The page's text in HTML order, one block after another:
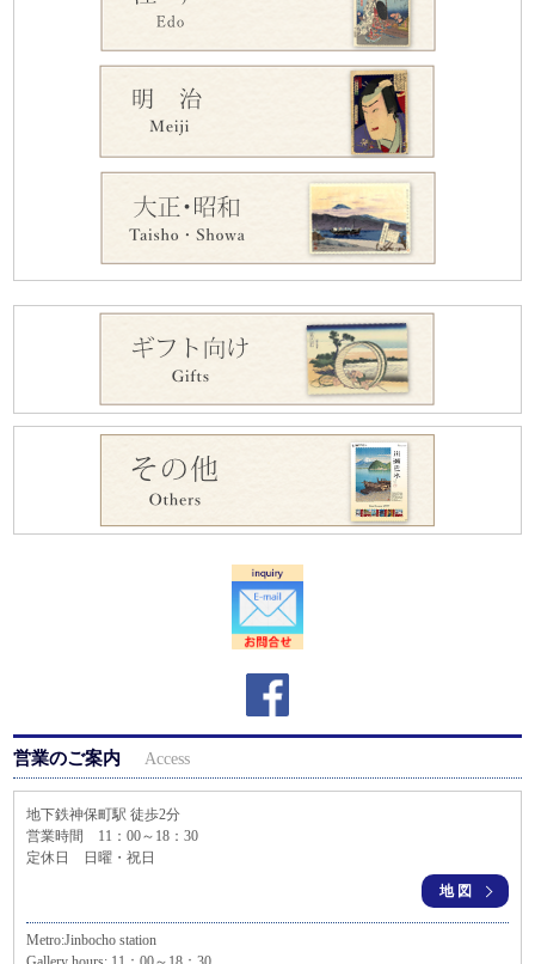
営業のご案内 Access
地下鉄神保町駅 徒歩2分
営業時間 11：00～18：30
定休日 日曜・祝日
地図
Metro:Jinbocho station